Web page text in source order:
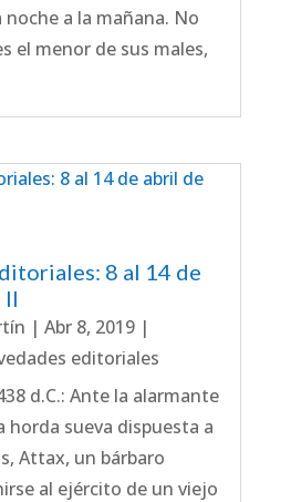
noche a la mañana. No
el menor de sus males,
8 al 14 de
| Abr 8, 2019|
editoriales
d.C.: Ante la alarmante
horda sueva dispuesta a
Attax, un bárbaro
al ejército de un viejo